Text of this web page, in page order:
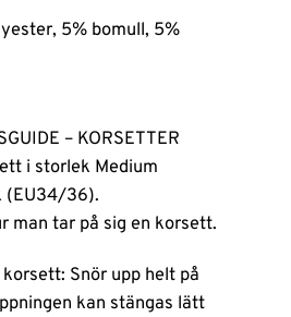
5% bomull, 5%
– KORSETTER
i storlek Medium
(EU34/36).
man tar på sig en korsett.
Snör upp helt på
kan stängas lätt